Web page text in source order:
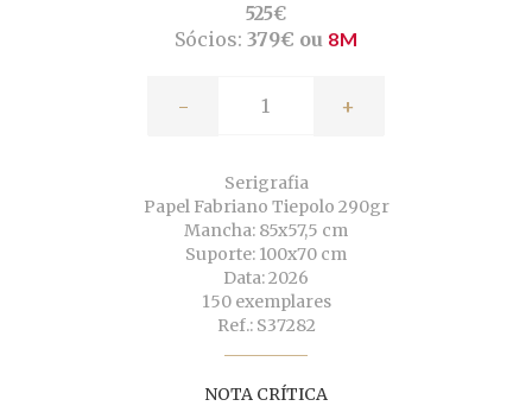
525€
Sócios: 379€ ou 8M
- +
Serigrafia
Papel Fabriano Tiepolo 290gr
Mancha: 85x57,5 cm
Suporte: 100x70 cm
Data: 2026
150 exemplares
Ref.: S37282
NOTA CRÍTICA